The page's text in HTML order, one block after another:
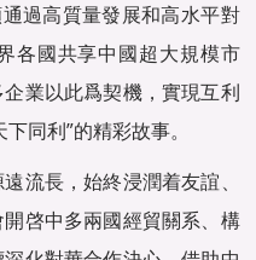
過高質量發展和高水平對
各國共享中國超大規模市
業以此爲契機，實現互利
同利”的精彩故事。
流長，始終浸潤着友誼、
啓中多兩國經貿關系、構